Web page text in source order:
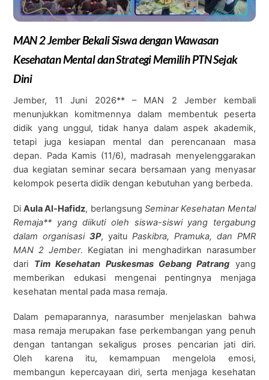
MAN 2 Jember Bekali Siswa dengan Wawasan
Kesehatan Mental dan Strategi Memilih PTN Sejak
Dini
Jember, 11 Juni 2026** – MAN 2 Jember kembali
menunjukkan komitmennya dalam membentuk peserta
didik yang unggul, tidak hanya dalam aspek akademik,
tetapi juga kesiapan mental dan perencanaan masa
depan. Pada Kamis (11/6), madrasah menyelenggarakan
dua kegiatan seminar secara bersamaan yang menyasar
kelompok peserta didik dengan kebutuhan yang berbeda.
DiAula Al-Hafidz, berlangsung Seminar Kesehatan Mental
Remaja** yang diikuti oleh siswa-siswi yang tergabung
dalam organisasi3P, yaitu Paskibra, Pramuka, dan PMR
MAN 2 Jember. Kegiatan ini menghadirkan narasumber
dari Tim Kesehatan Puskesmas Gebang Patrang yang
memberikan edukasi mengenai pentingnya menjaga
kesehatan mental pada masa remaja.
Dalam pemaparannya, narasumber menjelaskan bahwa
masa remaja merupakan fase perkembangan yang penuh
dengan tantangan sekaligus proses pencarian jati diri.
Oleh karena itu, kemampuan mengelola emosi,
membangun kepercayaan diri, serta menjaga kesehatan